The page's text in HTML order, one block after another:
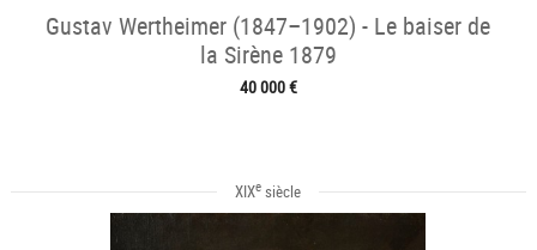
Gustav Wertheimer (1847–1902) - Le baiser de
la Sirène 1879
40 000 €
XIXe siècle